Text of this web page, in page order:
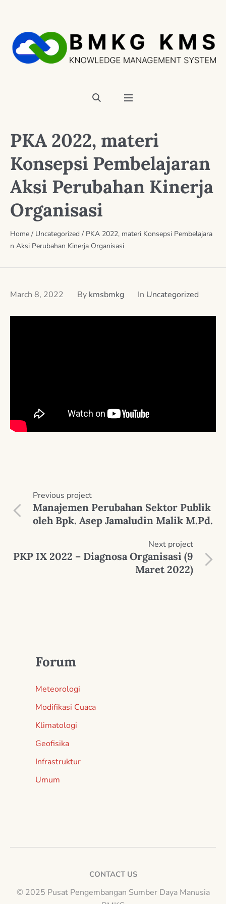
PKA 2022, materi
Konsepsi Pembelajaran
Aksi Perubahan Kinerja
Organisasi
Home / Uncategorized / PKA 2022, materi Konsepsi Pembelajara
n Aksi Perubahan Kinerja Organisasi
March 8, 2022 By kmsbmkg In Uncategorized
Previous project
Manajemen Perubahan Sektor Publik
oleh Bpk. Asep Jamaludin Malik M.Pd.
Next project
PKP IX 2022 – Diagnosa Organisasi (9
Maret 2022)
Forum
Meteorologi
Modifikasi Cuaca
Klimatologi
Geofisika
Infrastruktur
Umum
CONTACT US
© 2025 Pusat Pengembangan Sumber Daya Manusia